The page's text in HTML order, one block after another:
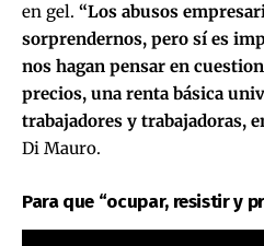
en gel. “Los abusos
sorprendernos, pero sí es
nos hagan pensar en
precios, una renta básica
trabajadores y trabajadoras,
Di Mauro.
Para que “ocupar, resistir y